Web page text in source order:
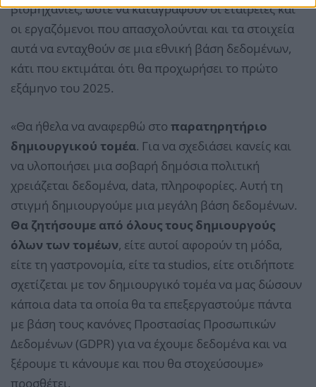
βιομηχανίες, ώστε να καταγραφούν οι εταιρείες και
οι εργαζόμενοι που απασχολούνται και τα στοιχεία
αυτά να ενταχθούν σε μια εθνική βάση δεδομένων,
κάτι που εκτιμάται ότι θα προχωρήσει το πρώτο
εξάμηνο του 2025.
«Θα ήθελα να αναφερθώ στο παρατηρητήριο
δημιουργικού τομέα. Για να σχεδιάσει κανείς και
να υλοποιήσει μια σοβαρή δημόσια πολιτική
χρειάζεται δεδομένα, data, πληροφορίες. Αυτή τη
στιγμή δημιουργούμε μια μεγάλη βάση δεδομένων.
Θα ζητήσουμε από όλους τους δημιουργούς
όλων των τομέων, είτε αυτοί αφορούν τη μόδα,
είτε τη γαστρονομία, είτε τα studios, είτε οτιδήποτε
σχετίζεται με τον δημιουργικό τομέα να μας δώσουν
κάποια data τα οποία θα τα επεξεργαστούμε πάντα
με βάση τους κανόνες Προστασίας Προσωπικών
Δεδομένων (GDPR) για να έχουμε δεδομένα και να
ξέρουμε τι κάνουμε και που θα στοχεύσουμε»
προσθέτει.